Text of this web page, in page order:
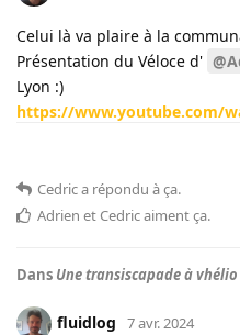
Celui là va plaire à la
Présentation du Véloce d'
Lyon :)
https://www.youtube.com/
Cedrica répondu à ça.
Adrien et Cedricaiment ça.
Dans Une transiscapade à
fluidlog 7 avr. 2024